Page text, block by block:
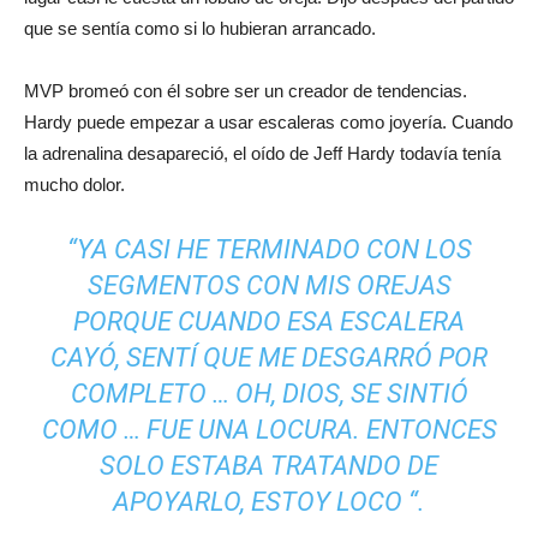
que se sentía como si lo hubieran arrancado.
MVP bromeó con él sobre ser un creador de tendencias.
Hardy puede empezar a usar escaleras como joyería. Cuando
la adrenalina desapareció, el oído de Jeff Hardy todavía tenía
mucho dolor.
“YA CASI HE TERMINADO CON LOS
SEGMENTOS CON MIS OREJAS
PORQUE CUANDO ESA ESCALERA
CAYÓ, SENTÍ QUE ME DESGARRÓ POR
COMPLETO … OH, DIOS, SE SINTIÓ
COMO … FUE UNA LOCURA. ENTONCES
SOLO ESTABA TRATANDO DE
APOYARLO, ESTOY LOCO “.